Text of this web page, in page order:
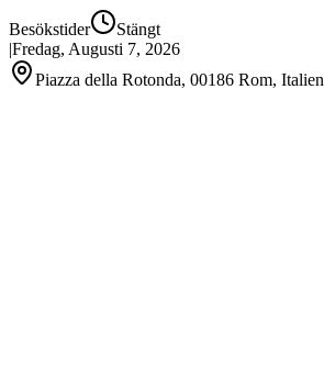
Besökstider
Stängt
|Fredag, Augusti 7, 2026
Piazza della Rotonda, 00186 Rom, Italien